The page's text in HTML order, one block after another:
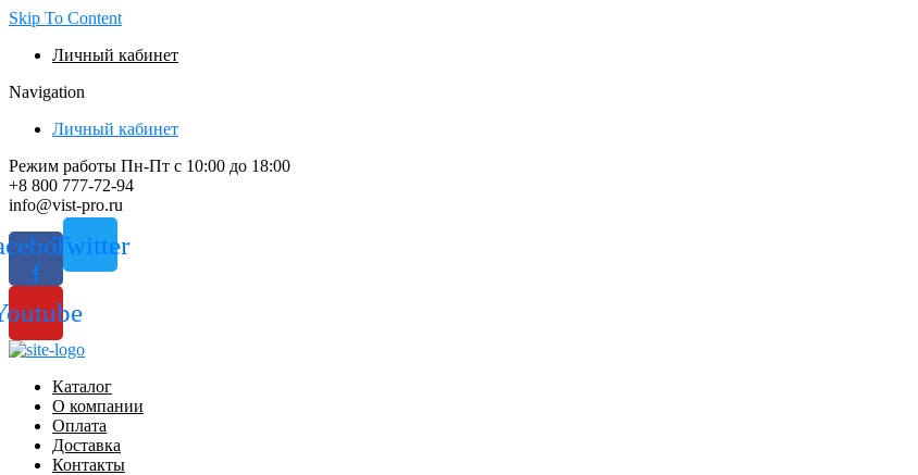
Skip To Content
Личный кабинет
Navigation
Личный кабинет
Режим работы Пн-Пт с 10:00 до 18:00
+8 800 777-72-94
info@vist-pro.ru
f
Twitter
Каталог
О компании
Оплата
Доставка
Контакты